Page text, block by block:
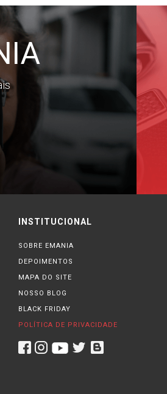
INSTITUCIONAL
SOBRE EMANIA
DEPOIMENTOS
MAPA DO SITE
NOSSO BLOG
BLACK FRIDAY
POLÍTICA DE PRIVACIDADE